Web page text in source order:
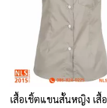
เสื้อเชิ้ตแขนสั้นหญิง เสื้อ